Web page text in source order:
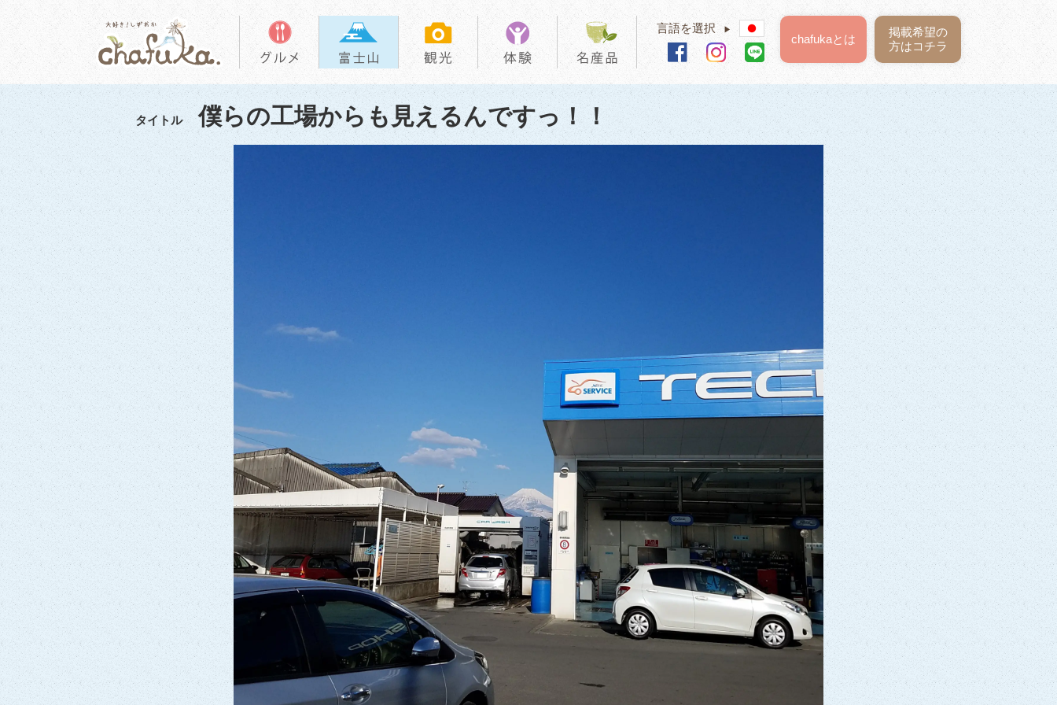
言語を選択 ▶
掲載希望の
方はコチラ
chafukaとは
タイトル 僕らの工場からも見えるんですっ！！